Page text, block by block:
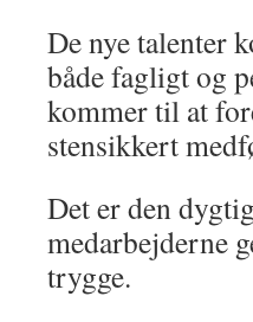
De nye talenter
både fagligt og
kommer til at
stensikkert
Det er den
medarbejderne
trygge.